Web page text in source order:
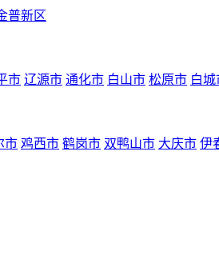
普新区
市 辽源市 通化市 白山市 松原市 白城
市 鸡西市 鹤岗市 双鸭山市 大庆市 伊